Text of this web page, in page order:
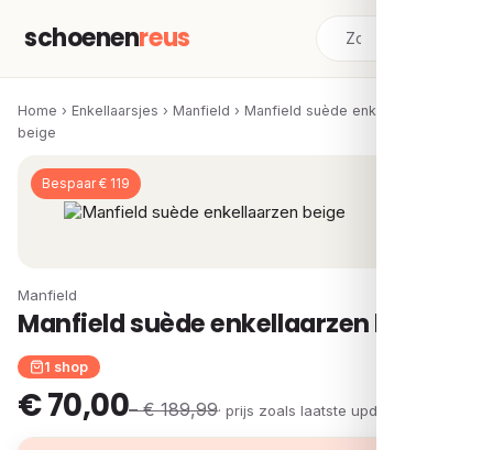
schoenenreus
Home › Enkellaarsjes › Manfield › Manfield suède enkellaarzen
beige
Bespaar € 119
Manfield
Manfield suède enkellaarzen beige
1 shop
€ 70,00– € 189,99· prijs zoals laatste update